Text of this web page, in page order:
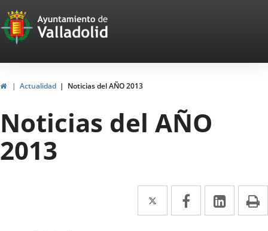
Portal
Web
del
Ayuntamiento
de
Valladolid
HomeActualidad Noticias del AÑO 2013
Noticias del AÑO
2013
Twitter
Enlace
a
Facebook
Enlace
a
Enlace
a